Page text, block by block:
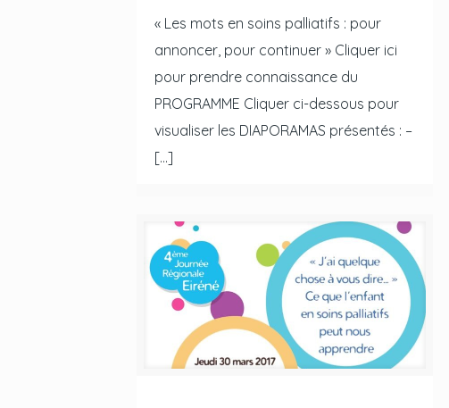
« Les mots en soins palliatifs : pour
annoncer, pour continuer » Cliquer ici
pour prendre connaissance du
PROGRAMME Cliquer ci-dessous pour
visualiser les DIAPORAMAS présentés : –
[…]